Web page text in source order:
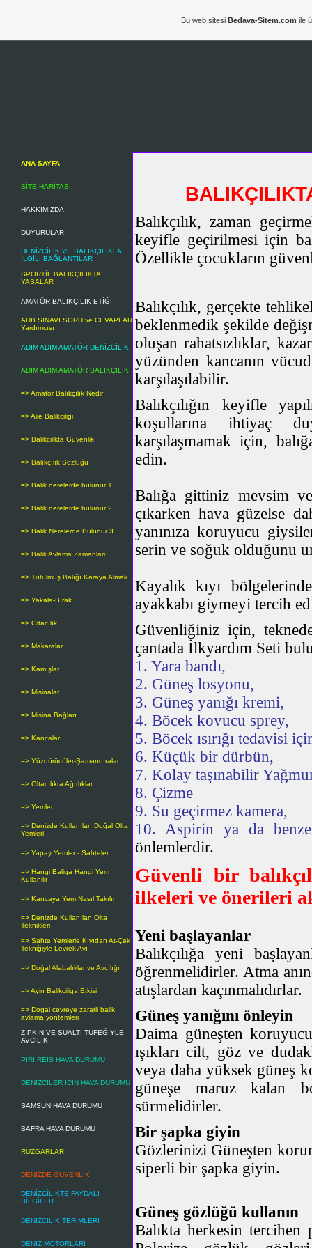
ANA SAYFA
SİTE HARİTASI
HAKKIMIZDA
DUYURULAR
DENİZCİLİK VE BALIKÇILIKLA
İLGİLİ BAĞLANTILAR
SPORTİF BALIKÇILIKTA
YASALAR
AMATÖR BALIKÇILIK ETİĞİ
ADB SINAVI SORU ve CEVAPLAR
Yardımcısı
ADIM ADIM AMATÖR DENİZCİLİK
ADIM ADIM AMATÖR BALIKÇILIK
=> Amatör Balıkçılık Nedir
=> Aile Balikciligi
=> Balikcilikta Guvenlik
=> Balıkçılık Sözlüğü
=> Balik nerelerde bulunur 1
=> Balik nerelerde bulunur 2
=> Balik Nerelerde Bulunur 3
=> Balik Avlama Zamanlari
=> Tutulmuş Balığı Karaya Almak
=> Yakala-Bırak
=> Oltacılık
=> Makaralar
=> Kamışlar
=> Misinalar
=> Misina Bağları
=> Kancalar
=> Yüzdürücüler-Şamandıralar
=> Oltacılıkta Ağırlıklar
=> Yemler
=> Denizde Kullanılan Doğal Olta
Yemleri
=> Yapay Yemler - Sahteler
=> Hangi Baliga Hangi Yem
Kullanilir
=> Kancaya Yem Nasıl Takılır
=> Denizde Kullanılan Olta
Teknikleri
=> Sahte Yemlerle Kıyıdan At-Çek
Tekniğiyle Levrek Avı
=> Doğal Alabalıklar ve Avcılığı
=> Ayin Balikciliga Etkisi
=> Dogal cevreye zararli balik
avlama yontemleri
ZIPKIN VE SUALTI TÜFEĞİYLE
AVCILIK
PİRİ REİS HAVA DURUMU
DENİZCİLER İÇİN HAVA DURUMU
SAMSUN HAVA DURUMU
BAFRA HAVA DURUMU
RÜZGARLAR
DENİZDE GÜVENLİK
DENİZCİLİKTE FAYDALI
BİLGİLER
DENİZCİLİK TERİMLERİ
DENİZ MOTORLARI
Balıkçılık, zaman
keyifle geçirilmesi için
Özellikle çocukların
Balıkçılık, gerçekte
beklenmedik şekilde
oluşan rahatsızlıklar,
yüzünden kancanın
karşılaşılabilir.
Balıkçılığın keyifle
koşullarına ihtiyaç
karşılaşmamak için,
edin.
Balığa gittiniz mevsim
çıkarken hava güzelse
yanınıza koruyucu
serin ve soğuk olduğunu
Kayalık kıyı
ayakkabı giymeyi tercih
Güvenliğiniz için,
çantada İlkyardım Seti
1. Yara bandı,
2. Güneş losyonu,
3. Güneş yanığı kremi,
4. Böcek kovucu sprey,
5. Böcek ısırığı tedavisi
6. Küçük bir dürbün,
7. Kolay taşınabilir
8. Çizme
9. Su geçirmez kamera,
10. Aspirin ya da
önlemlerdir.
Güvenli bir
ilkeleri ve önerileri
Yeni başlayanlar
Balıkçılığa yeni
öğrenmelidirler. Atma
atışlardan kaçınmalıdırlar.
Güneş yanığını önleyin
Daima güneşten
ışıkları cilt, göz ve
veya daha yüksek güneş
güneşe maruz kalan
sürmelidirler.
Bir şapka giyin
Gözlerinizi Güneşten
siperli bir şapka giyin.
Güneş gözlüğü kullanın
Balıkta herkesin
Bu web sitesi Bedava-Sitem.com ile